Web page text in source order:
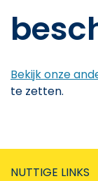
Bekijk onze
te zetten.
NUTTIGE LINKS